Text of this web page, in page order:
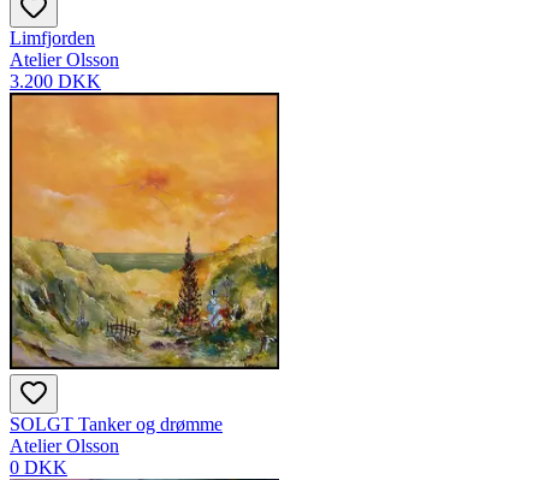
Limfjorden
Atelier Olsson
3.200 DKK
SOLGT Tanker og drømme
Atelier Olsson
0 DKK